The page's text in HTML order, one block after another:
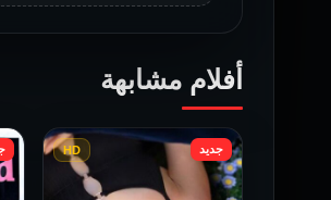
أفلام مشابهة
جديد HD